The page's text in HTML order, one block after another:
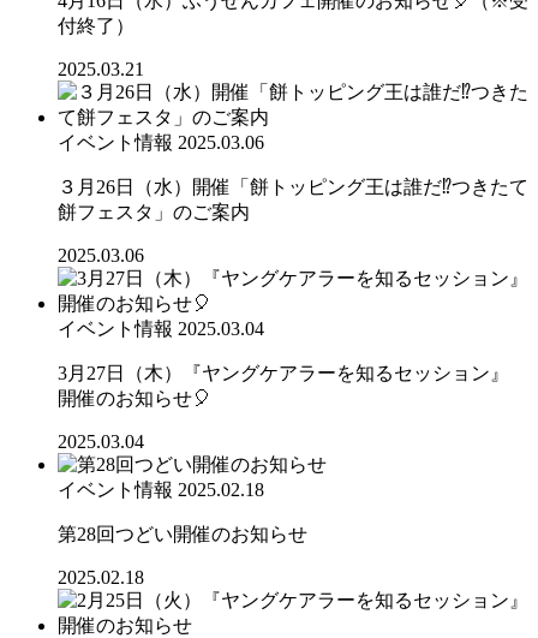
付終了）
2025.03.21
イベント情報 2025.03.06
３月26日（水）開催「餅トッピング王は誰だ⁉つきたて
餅フェスタ」のご案内
2025.03.06
イベント情報 2025.03.04
3月27日（木）『ヤングケアラーを知るセッション』
開催のお知らせ🎈
2025.03.04
イベント情報 2025.02.18
第28回つどい開催のお知らせ
2025.02.18